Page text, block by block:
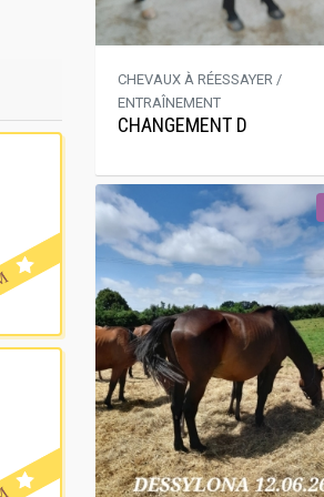
CHEVAUX À RÉESSAYER /
ENTRAÎNEMENT
CHANGEMENT D